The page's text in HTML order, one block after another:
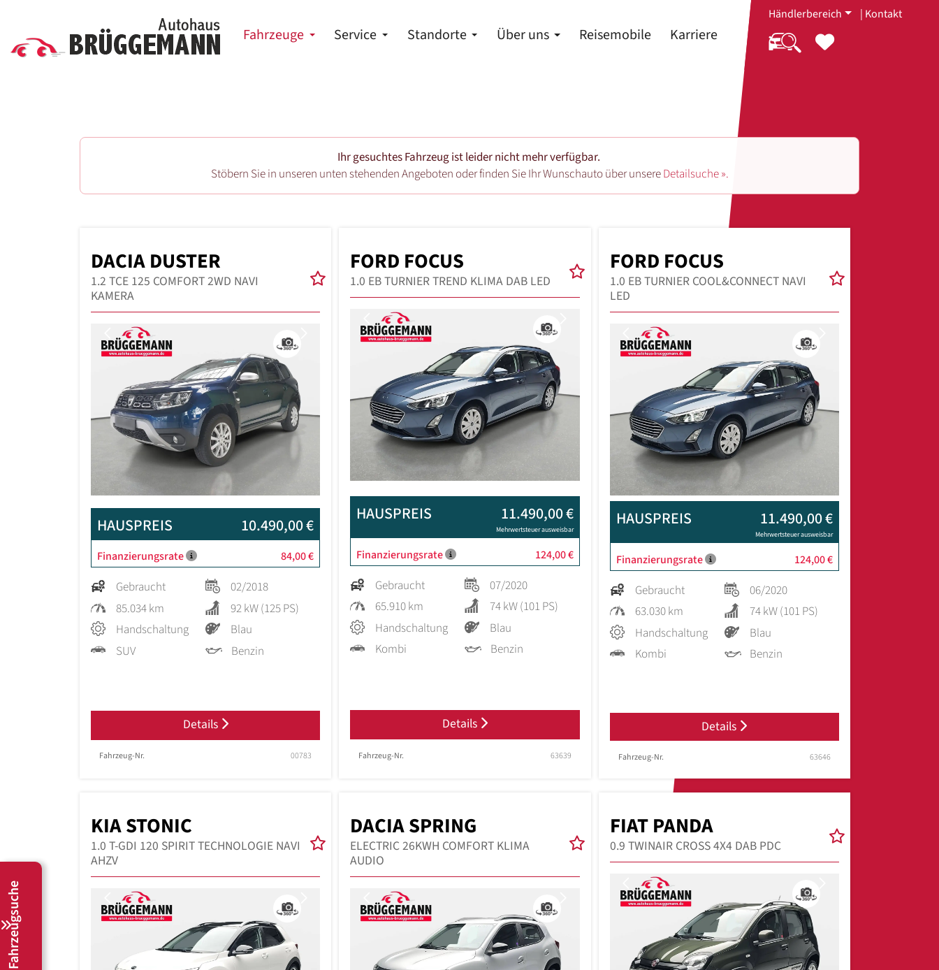
Fahrzeuge Service Standorte Über uns Reisemobile Karriere
Händlerbereich | Kontakt
Ihr gesuchtes Fahrzeug ist leider nicht mehr verfügbar.
Stöbern Sie in unseren unten stehenden Angeboten oder finden Sie Ihr Wunschauto über unsereDetailsuche ».
DACIA DUSTER
1.2 TCE 125 COMFORT 2WD NAVI
KAMERA
Previous
HAUSPREIS 10.490,00 €
Finanzierungsrate 84,00 €
Gebraucht
02/2018
85.034 km
92 kW (125 PS)
Handschaltung
Blau
SUV
Benzin
Details
Fahrzeug-Nr. 00783
FORD FOCUS
1.0 EB TURNIER TREND KLIMA DAB LED
Previous
HAUSPREIS 11.490,00 €
Mehrwertsteuer ausweisbar
Finanzierungsrate 124,00 €
Gebraucht
07/2020
65.910 km
74 kW (101 PS)
Handschaltung
Blau
Kombi
Benzin
Details
Fahrzeug-Nr. 63639
FORD FOCUS
1.0 EB TURNIER COOL&CONNECT NAVI
LED
Previous
HAUSPREIS 11.490,00 €
Mehrwertsteuer ausweisbar
Finanzierungsrate 124,00 €
Gebraucht
06/2020
63.030 km
74 kW (101 PS)
Handschaltung
Blau
Kombi
Benzin
Details
Fahrzeug-Nr. 63646
KIA STONIC
1.0 T-GDI 120 SPIRIT TECHNOLOGIE NAVI
AHZV
Previous
DACIA SPRING
ELECTRIC 26KWH COMFORT KLIMA
AUDIO
Previous
FIAT PANDA
0.9 TWINAIR CROSS 4X4 DAB PDC
Previous
Fahrzeugsuche